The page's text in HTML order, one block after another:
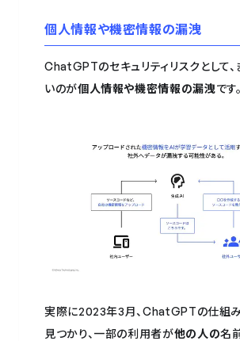
個人情報や機密情報の漏洩
ChatGPTのセキュリティリスクとして
いのが個人情報や機密情報の漏洩です。
実際に2023年3月、ChatGPTの仕組
見つかり、一部の利用者が他の人の名